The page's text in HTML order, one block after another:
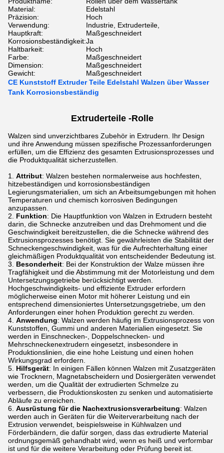
Material:
Edelstahl
Präzision:
Hoch
Verwendung:
Industrie, Extruderteile,
Hauptkraft:
Maßgeschneidert
Korrosionsbeständigkeit:Ja
Haltbarkeit:
Hoch
Farbe:
Maßgeschneidert
Dimension:
Maßgeschneidert
Gewicht:
Maßgeschneidert
CE Kunststoff Extruder Teile Edelstahl Walzen über Wasser
Tank Korrosionsbeständig
Extruderteile -Rolle
Walzen sind unverzichtbares Zubehör in Extrudern. Ihr Design
und ihre Anwendung müssen spezifische Prozessanforderungen
erfüllen, um die Effizienz des gesamten Extrusionsprozesses und
die Produktqualität sicherzustellen.
Attribut: Walzen bestehen normalerweise aus hochfesten,
hitzebeständigen und korrosionsbeständigen
Legierungsmaterialien, um sich an Arbeitsumgebungen mit hohen
Temperaturen und chemisch korrosiven Bedingungen
anzupassen.
Funktion: Die Hauptfunktion von Walzen in Extrudern besteht
darin, die Schnecke anzutreiben und das Drehmoment und die
Geschwindigkeit bereitzustellen, die die Schnecke während des
Extrusionsprozesses benötigt. Sie gewährleisten die Stabilität der
Schneckengeschwindigkeit, was für die Aufrechterhaltung einer
gleichmäßigen Produktqualität von entscheidender Bedeutung ist.
Besonderheit: Bei der Konstruktion der Walze müssen ihre
Tragfähigkeit und die Abstimmung mit der Motorleistung und dem
Untersetzungsgetriebe berücksichtigt werden.
Hochgeschwindigkeits- und effiziente Extruder erfordern
möglicherweise einen Motor mit höherer Leistung und ein
entsprechend dimensioniertes Untersetzungsgetriebe, um den
Anforderungen einer hohen Produktion gerecht zu werden.
Anwendung: Walzen werden häufig im Extrusionsprozess von
Kunststoffen, Gummi und anderen Materialien eingesetzt. Sie
werden in Einschnecken-, Doppelschnecken- und
Mehrschneckenextrudern eingesetzt, insbesondere in
Produktionslinien, die eine hohe Leistung und einen hohen
Wirkungsgrad erfordern.
Hilfsgerät: In einigen Fällen können Walzen mit Zusatzgeräten
wie Trocknern, Magnetabscheidern und Dosiergeräten verwendet
werden, um die Qualität der extrudierten Schmelze zu
verbessern, die Produktionskosten zu senken und automatisierte
Abläufe zu erreichen.
Ausrüstung für die Nachextrusionsverarbeitung: Walzen
werden auch in Geräten für die Weiterverarbeitung nach der
Extrusion verwendet, beispielsweise in Kühlwalzen und
Förderbändern, die dafür sorgen, dass das extrudierte Material
ordnungsgemäß gehandhabt wird, wenn es heiß und verformbar
ist und für die weitere Verarbeitung oder Prüfung bereit ist.